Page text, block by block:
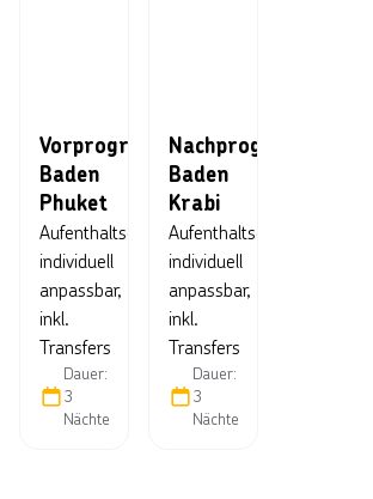
Vorprogramm
Baden
Phuket
Aufenthaltsdauer
individuell
anpassbar,
inkl.
Transfers
Dauer:
3
Nächte
Nachprogramm
Baden
Krabi
Aufenthaltsdauer
individuell
anpassbar,
inkl.
Transfers
Dauer:
3
Nächte